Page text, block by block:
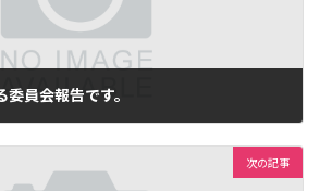
員会報告です。
次の記事